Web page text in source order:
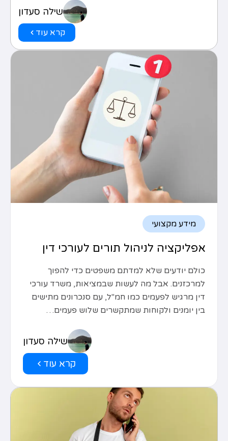
קרא עוד
שילה סעדון
מידע מקצועי
אפליקציה לניהול תורים לעורכי דין
כולם יודעים שלא למדתם משפטים כדי להפוך
למרכזנים. אבל מה לעשות שבמציאות, משרד עורכי
דין מרגיש לפעמים כמו חמ"ל, עם סנכרונים מתישים
בין יומנים ולקוחות שמתקשרים שלוש פעמים…
קרא עוד
שילה סעדון